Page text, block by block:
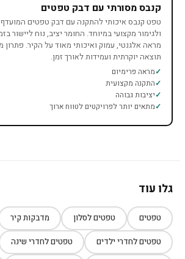
קנבס מסורתי עם דבק טפטים
טפט קנבס איכותי להתקנה עם דבק טפטים המועדף
ולגימור מקצועי במיוחד. החומר יציב, נוח ליישור
מראה אלגנטי, עמוק ואיכותי מאוד על הקיר.
תוצאה יוקרתית ועמידות לאורך זמן.
מראה פרימיום
התקנה מקצועית
יציבות גבוהה
מתאים יותר לפרויקטים לטווח ארוך
גלו עוד
טפטים טפטים לסלון מדבקות קיר
טפטים לחדרי ילדים טפטים לחדרי שינה